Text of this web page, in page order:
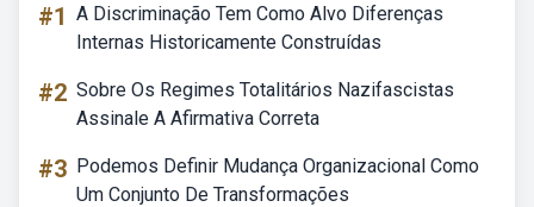
#1 A Discriminação Tem Como Alvo Diferenças
Internas Historicamente Construídas
#2 Sobre Os Regimes Totalitários Nazifascistas
Assinale A Afirmativa Correta
#3 Podemos Definir Mudança Organizacional Como
Um Conjunto De Transformações